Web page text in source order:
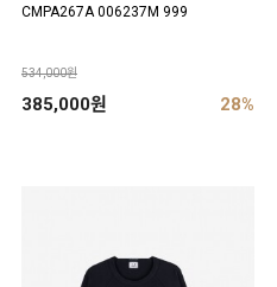
CMPA267A 006237M 999
534,000원
385,000원 28%